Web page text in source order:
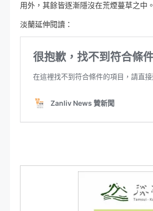
用外，其餘皆逐漸隱沒在荒煙蔓草之中。
淡蘭延伸閱讀：